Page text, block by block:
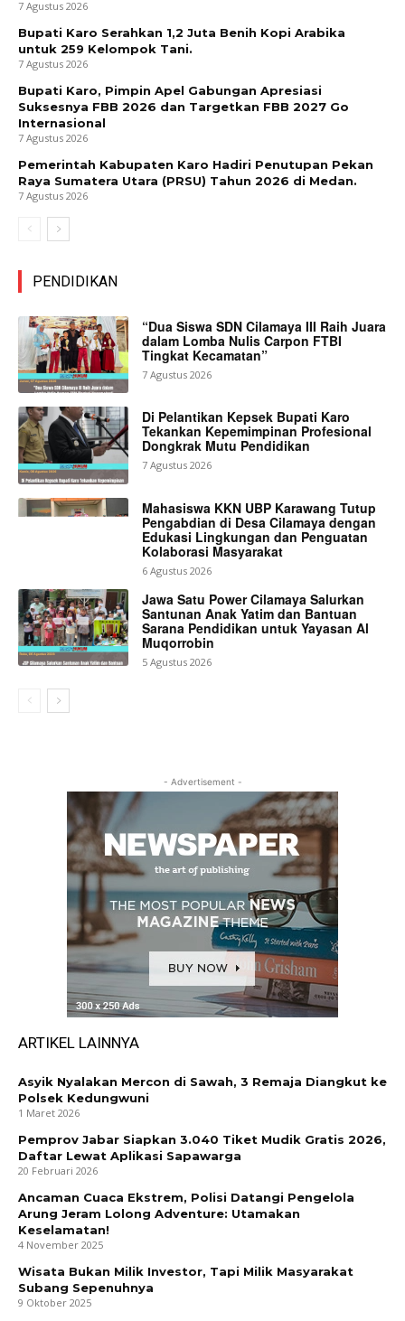
7 Agustus 2026
Bupati Karo Serahkan 1,2 Juta Benih Kopi Arabika
untuk 259 Kelompok Tani.
7 Agustus 2026
Bupati Karo, Pimpin Apel Gabungan Apresiasi
Suksesnya FBB 2026 dan Targetkan FBB 2027 Go
Internasional
7 Agustus 2026
Pemerintah Kabupaten Karo Hadiri Penutupan Pekan
Raya Sumatera Utara (PRSU) Tahun 2026 di Medan.
7 Agustus 2026
PENDIDIKAN
“Dua Siswa SDN Cilamaya III Raih Juara
dalam Lomba Nulis Carpon FTBI
Tingkat Kecamatan”
7 Agustus 2026
Di Pelantikan Kepsek Bupati Karo
Tekankan Kepemimpinan Profesional
Dongkrak Mutu Pendidikan
7 Agustus 2026
Mahasiswa KKN UBP Karawang Tutup
Pengabdian di Desa Cilamaya dengan
Edukasi Lingkungan dan Penguatan
Kolaborasi Masyarakat
6 Agustus 2026
Jawa Satu Power Cilamaya Salurkan
Santunan Anak Yatim dan Bantuan
Sarana Pendidikan untuk Yayasan Al
Muqorrobin
5 Agustus 2026
- Advertisement -
ARTIKEL LAINNYA
Asyik Nyalakan Mercon di Sawah, 3 Remaja Diangkut ke
Polsek Kedungwuni
1 Maret 2026
Pemprov Jabar Siapkan 3.040 Tiket Mudik Gratis 2026,
Daftar Lewat Aplikasi Sapawarga
20 Februari 2026
Ancaman Cuaca Ekstrem, Polisi Datangi Pengelola
Arung Jeram Lolong Adventure: Utamakan
Keselamatan!
4 November 2025
Wisata Bukan Milik Investor, Tapi Milik Masyarakat
Subang Sepenuhnya
9 Oktober 2025